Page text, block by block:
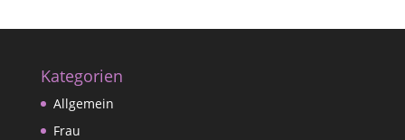
Kategorien
Allgemein
Frau